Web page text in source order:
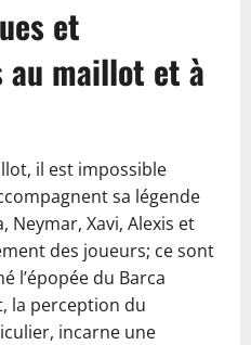
et
au maillot et à
il est impossible
sa légende
Neymar, Xavi, Alexis et
des joueurs; ce sont
l’épopée du Barca
la perception du
incarne une